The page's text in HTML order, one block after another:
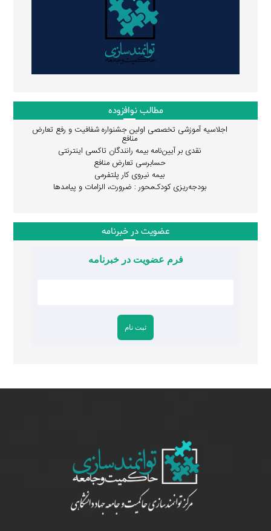
مطالب نوافزوده
اجلاسیه آموزشی تخصصی اولین جشنواره شفافیت و رفع تعارض
منافع
نقدی بر آیین‌نامه بیمه رانندگان تاکسی اینترنتی
حسابرسی تعارض منافع
بیمه نیروی کار پلتفرمی
بودجه‌ریزی کودک‌محور : ضرورت، الزامات و پیامدها
عضویت در خبرنامه
فرم عضویت در خبرنامه